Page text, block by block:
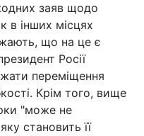
заяв щодо
в інших місцях
що на це є
Росії
переміщення
Крім того, вище
"може не
становить її